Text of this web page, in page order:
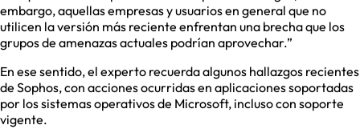
embargo, aquellas empresas y usuarios en general que no
utilicen la versión más reciente enfrentan una brecha que los
grupos de amenazas actuales podrían aprovechar.”
En ese sentido, el experto recuerda algunos hallazgos recientes
de Sophos, con acciones ocurridas en aplicaciones soportadas
por los sistemas operativos de Microsoft, incluso con soporte
vigente.